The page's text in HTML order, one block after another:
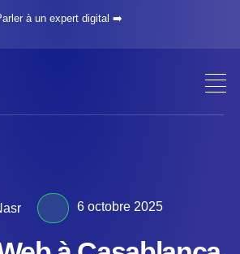
à un expert digital ➡️
6 octobre 2025